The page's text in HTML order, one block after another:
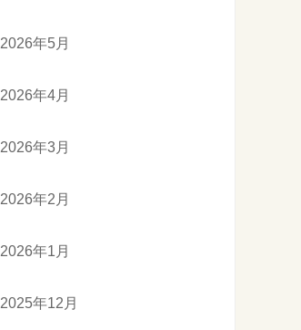
2026年5月
2026年4月
2026年3月
2026年2月
2026年1月
2025年12月